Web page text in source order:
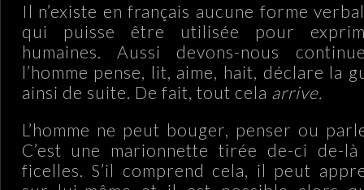
Il n’existe en français aucune forme
qui puisse être utilisée pour
humaines. Aussi devons-nous
l’homme pense, lit, aime, hait, déclare la
ainsi de suite. De fait, tout cela arrive.
L’homme ne peut bouger, penser ou
C’est une marionnette tirée de-ci de-là
ficelles. S’il comprend cela, il peut